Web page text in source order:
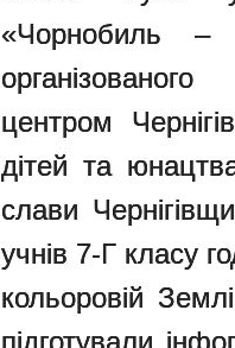
«Чорнобиль –
центром
дітей та
слави
учнів 7-Г класу
кольоровій
підготували